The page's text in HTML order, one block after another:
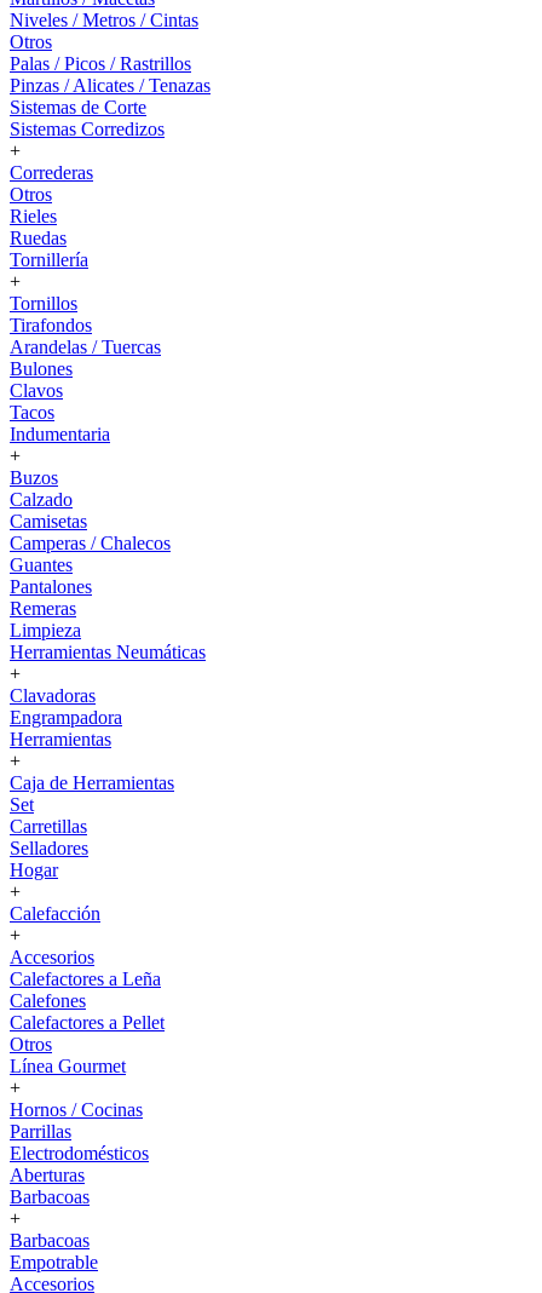
Niveles / Metros / Cintas
Otros
Palas / Picos / Rastrillos
Pinzas / Alicates / Tenazas
Sistemas de Corte
Sistemas Corredizos
+
Correderas
Otros
Rieles
Ruedas
Tornillería
+
Tornillos
Tirafondos
Arandelas / Tuercas
Bulones
Clavos
Tacos
Indumentaria
+
Buzos
Calzado
Camisetas
Camperas / Chalecos
Guantes
Pantalones
Remeras
Limpieza
Herramientas Neumáticas
+
Clavadoras
Engrampadora
Herramientas
+
Caja de Herramientas
Set
Carretillas
Selladores
Hogar
+
Calefacción
+
Accesorios
Calefactores a Leña
Calefones
Calefactores a Pellet
Otros
Línea Gourmet
+
Hornos / Cocinas
Parrillas
Electrodomésticos
Aberturas
Barbacoas
+
Barbacoas
Empotrable
Accesorios